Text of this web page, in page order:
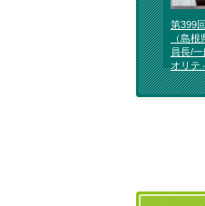
第399
（島
員長/
オリテ